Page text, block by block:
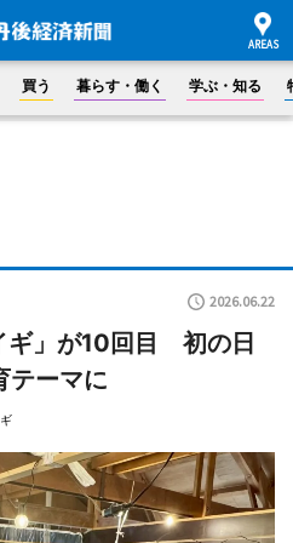
買う 暮らす・働く 学ぶ・知る
2026.06.22
ギ」が10回目 初の日
テーマに